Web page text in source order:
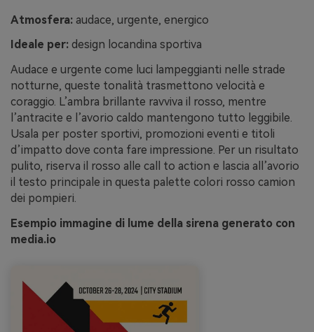
Atmosfera: audace, urgente, energico
Ideale per: design locandina sportiva
Audace e urgente come luci lampeggianti nelle strade
notturne, queste tonalità trasmettono velocità e
coraggio. L’ambra brillante ravviva il rosso, mentre
l’antracite e l’avorio caldo mantengono tutto leggibile.
Usala per poster sportivi, promozioni eventi e titoli
d’impatto dove conta fare impressione. Per un risultato
pulito, riserva il rosso alle call to action e lascia all’avorio
il testo principale in questa palette colori rosso camion
dei pompieri.
Esempio immagine di lume della sirena generato con
media.io